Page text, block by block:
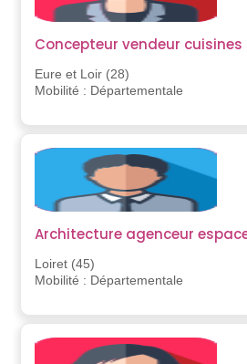
Concepteur vendeur cuisines
Eure et Loir (28)
Mobilité : Départementale
Architecture agenceur
Loiret (45)
Mobilité : Départementale